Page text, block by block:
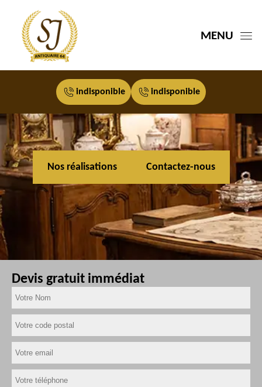
MENU
indisponible indisponible
Nos réalisations Contactez-nous
Devis gratuit immédiat